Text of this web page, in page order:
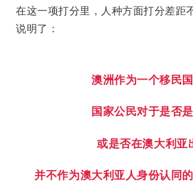
在这一项打分里，人种方面打分差距
说明了：
澳洲作为一个移民国
国家公民对于是否
或是否在澳大利亚
并不作为澳大利亚人身份认同